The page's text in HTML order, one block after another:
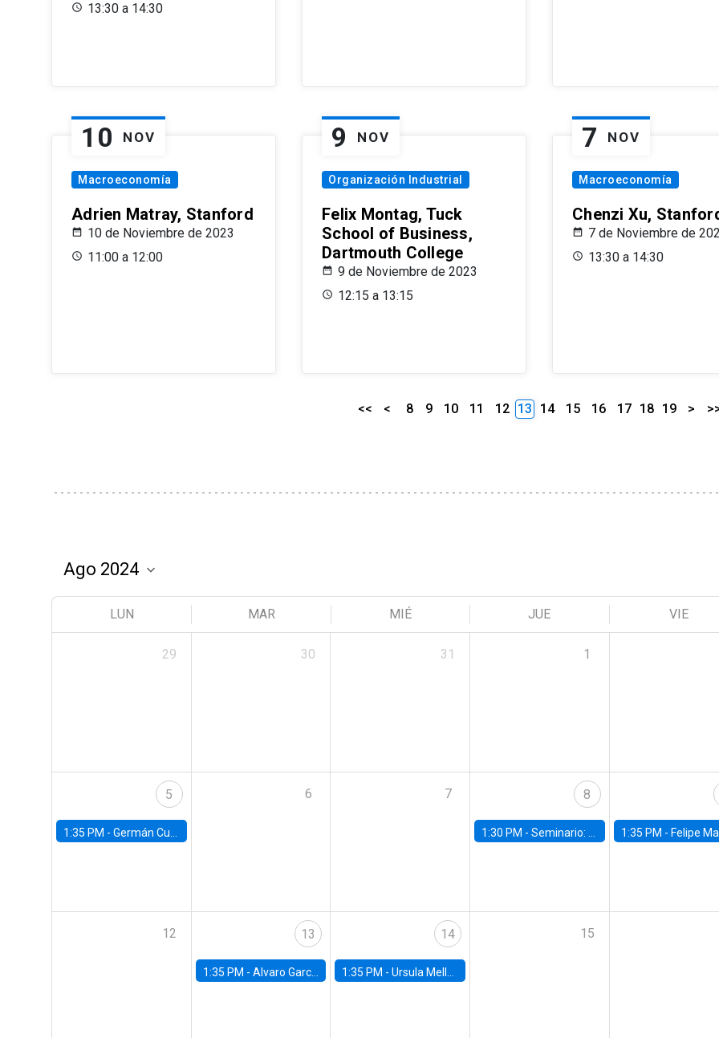
13:30 a 14:30
10 NOV
Macroeconomía
Adrien Matray, Stanford
10 de Noviembre de 2023
11:00 a 12:00
9 NOV
Organización Industrial
Felix Montag, Tuck
School of Business,
Dartmouth College
9 de Noviembre de 2023
12:15 a 13:15
7 NOV
Macroeconomía
Chenzi Xu,
7 de Noviembre de
13:30 a 14:30
<< < 8 9 10 11 12 13 14 15 16 17 18 19 >
LUN MAR MIÉ JUE VIE
29 30 31 1
5
1:35 PM - Germán Cubas, University of Houston
6 7 8
1:30 PM -Seminario: “Recuperando la humanidad para progresar en la era de la IA» 1:35 PM - Felipe Martínez, alumno Doctorado en
12 13
1:35 PM - Alvaro Garcia-Marin, Universidad de Los Andes
14
1:35 PM -Ursula Mello, Insper - Institute of Education and Research
15